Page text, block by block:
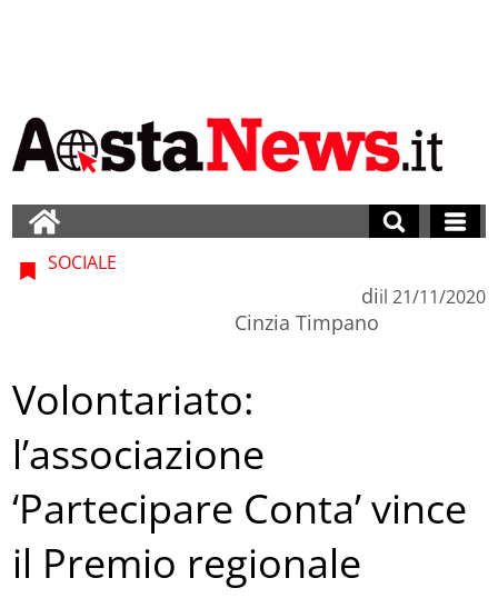
SOCIALE
di
Cinzia Timpano
il 21/11/2020
Volontariato:
l’associazione
‘Partecipare Conta’ vince
il Premio regionale